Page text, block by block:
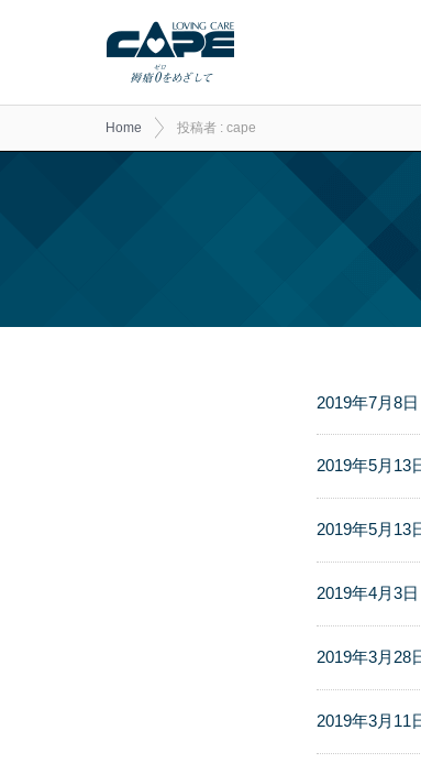
Home 投稿者 : cape
2019年7月8日
2019年5月13
2019年5月13
2019年4月3日
2019年3月28
2019年3月11